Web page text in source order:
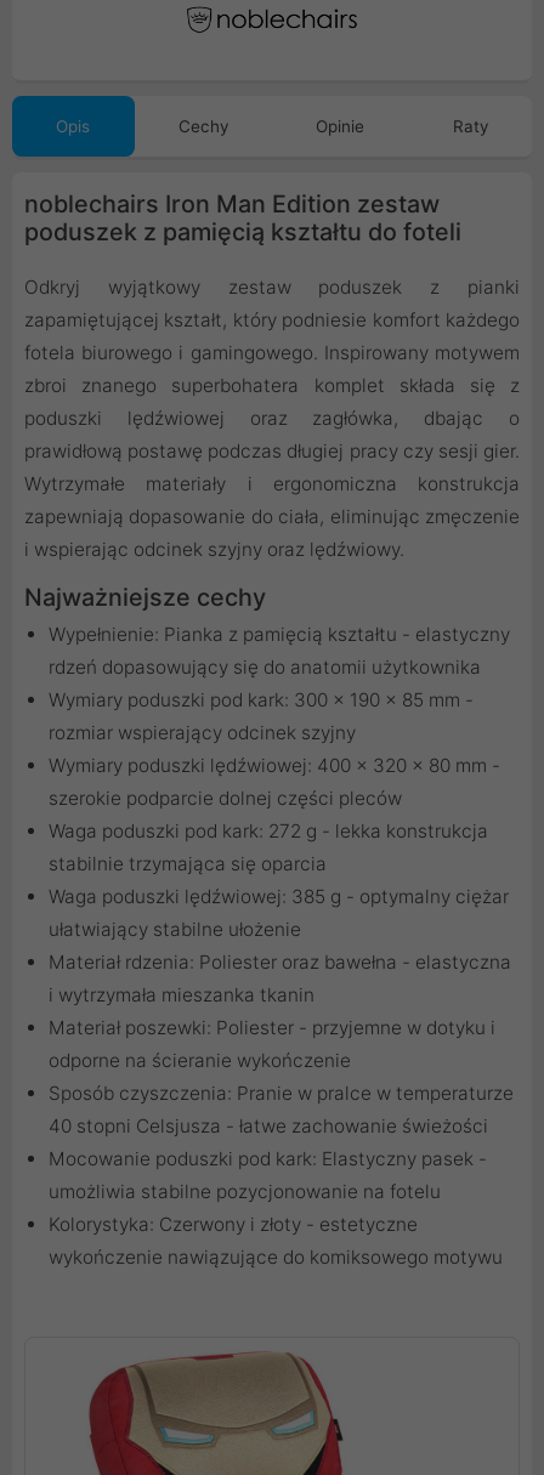
Opis Cechy Opinie Raty
noblechairs Iron Man Edition zestaw
poduszek z pamięcią kształtu do foteli
Odkryj wyjątkowy zestaw poduszek z pianki
zapamiętującej kształt, który podniesie komfort każdego
fotela biurowego i gamingowego. Inspirowany motywem
zbroi znanego superbohatera komplet składa się z
poduszki lędźwiowej oraz zagłówka, dbając o
prawidłową postawę podczas długiej pracy czy sesji gier.
Wytrzymałe materiały i ergonomiczna konstrukcja
zapewniają dopasowanie do ciała, eliminując zmęczenie
i wspierając odcinek szyjny oraz lędźwiowy.
Najważniejsze cechy
Wypełnienie: Pianka z pamięcią kształtu - elastyczny
rdzeń dopasowujący się do anatomii użytkownika
Wymiary poduszki pod kark: 300 x 190 x 85 mm -
rozmiar wspierający odcinek szyjny
Wymiary poduszki lędźwiowej: 400 x 320 x 80 mm -
szerokie podparcie dolnej części pleców
Waga poduszki pod kark: 272 g - lekka konstrukcja
stabilnie trzymająca się oparcia
Waga poduszki lędźwiowej: 385 g - optymalny ciężar
ułatwiający stabilne ułożenie
Materiał rdzenia: Poliester oraz bawełna - elastyczna
i wytrzymała mieszanka tkanin
Materiał poszewki: Poliester - przyjemne w dotyku i
odporne na ścieranie wykończenie
Sposób czyszczenia: Pranie w pralce w temperaturze
40 stopni Celsjusza - łatwe zachowanie świeżości
Mocowanie poduszki pod kark: Elastyczny pasek -
umożliwia stabilne pozycjonowanie na fotelu
Kolorystyka: Czerwony i złoty - estetyczne
wykończenie nawiązujące do komiksowego motywu